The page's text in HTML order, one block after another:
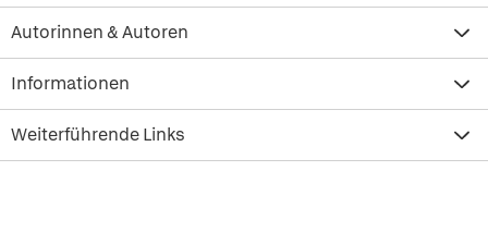
Autorinnen & Autoren
Informationen
Weiterführende Links